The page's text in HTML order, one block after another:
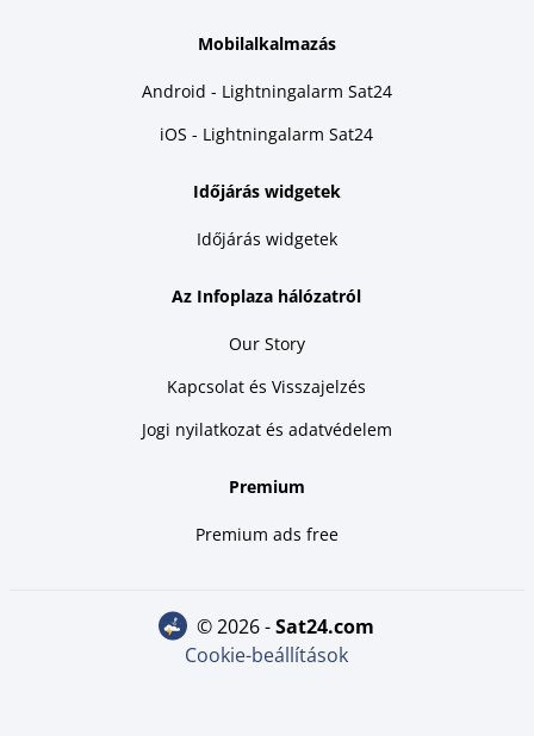
Mobilalkalmazás
Android - Lightningalarm Sat24
iOS - Lightningalarm Sat24
Időjárás widgetek
Időjárás widgetek
Az Infoplaza hálózatról
Our Story
Kapcsolat és Visszajelzés
Jogi nyilatkozat és adatvédelem
Premium
Premium ads free
© 2026 - sat24.com
Cookie-beállítások